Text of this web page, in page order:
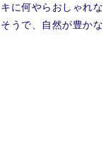
キに何やらおしゃれ
そうで、自然が豊か